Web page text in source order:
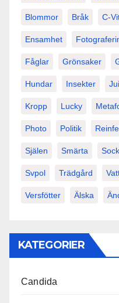
Blommor Bråk C-
Ensamhet
Fåglar Grönsaker
Hundar Insekter
Kropp Lucky
Photo Politik
Själen Smärta
Svpol Trädgård
Versfötter Älska
KATEGORIER
Candida